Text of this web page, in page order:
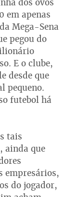
em apenas
Mega-Sena
pegou do
E o clube,
desde que
pequeno.
futebol há
tais
ainda que
empresários,
do jogador,